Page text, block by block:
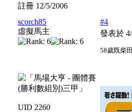
註冊 12/5/2006
scorch85
虛擬馬主
UID 2260
#4
發表於
58歲既柴